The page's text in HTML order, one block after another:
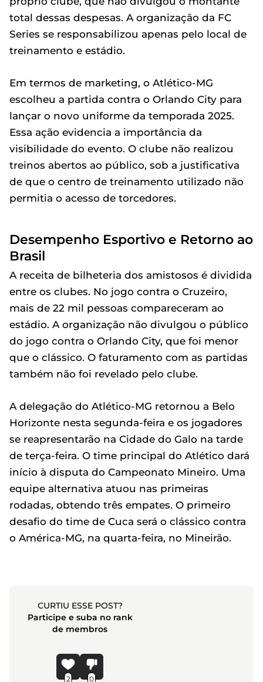
total dessas despesas. A organização da FC
Series se responsabilizou apenas pelo local de
treinamento e estádio.
Em termos de marketing, o Atlético-MG
escolheu a partida contra o Orlando City para
lançar o novo uniforme da temporada 2025.
Essa ação evidencia a importância da
visibilidade do evento. O clube não realizou
treinos abertos ao público, sob a justificativa
de que o centro de treinamento utilizado não
permitia o acesso de torcedores.
Desempenho Esportivo e Retorno ao
Brasil
A receita de bilheteria dos amistosos é dividida
entre os clubes. No jogo contra o Cruzeiro,
mais de 22 mil pessoas compareceram ao
estádio. A organização não divulgou o público
do jogo contra o Orlando City, que foi menor
que o clássico. O faturamento com as partidas
também não foi revelado pelo clube.
A delegação do Atlético-MG retornou a Belo
Horizonte nesta segunda-feira e os jogadores
se reapresentarão na Cidade do Galo na tarde
de terça-feira. O time principal do Atlético dará
início à disputa do Campeonato Mineiro. Uma
equipe alternativa atuou nas primeiras
rodadas, obtendo três empates. O primeiro
desafio do time de Cuca será o clássico contra
o América-MG, na quarta-feira, no Mineirão.
CURTIU ESSE POST?
Participe e suba no rank
de membros
2 0